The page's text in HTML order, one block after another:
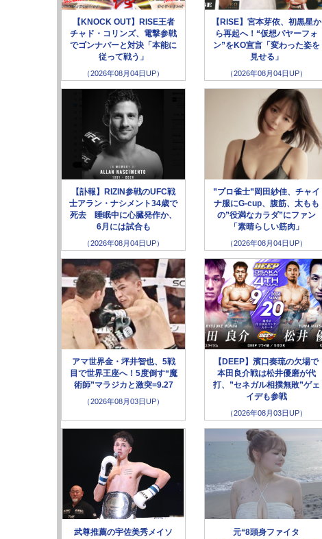
【KNOCK OUT】RISE王者
チャド・コリンズ、電撃参戦
でゴンナパーと対決「本能に
従って戦う」
（2026年08月04日UP）
【RISE】宮本芽依、初黒星か
ら再起へ！“仮想パヤーフォ
ン”をKO宣言「変わった姿を
見せる」
（2026年08月04日UP）
【訃報】RIZIN参戦のUFC戦
士アラン・ナシメント34歳で
死去 睡眠中に心臓発作か、
6月には試合も
（2026年08月04日UP）
”プロ雀士”岡田紗佳、チャイ
ナ服にG-cup、腹筋、太もも
の”役満なカラダ”にファン
「素晴らしい筋肉」
（2026年08月04日UP）
アマ世界金・坪井智也、5戦
目で世界王座へ！5度倒す“魔
術師”マラジカと激突=9.27
（2026年08月03日UP）
【DEEP】濱口奏琉の欠場で
本田良介戦は松井優磨が代
打、”セネガル相撲無敗”ゲェ
イデも参戦
（2026年08月03日UP）
武尊推薦の宇佐美秀メイソ
元“8頭身ファイタ